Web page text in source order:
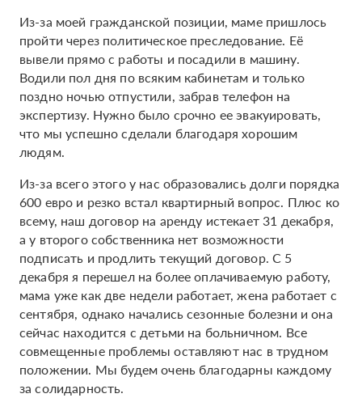
Из-за моей гражданской позиции, маме пришлось
пройти через политическое преследование. Её
вывели прямо с работы и посадили в машину.
Водили пол дня по всяким кабинетам и только
поздно ночью отпустили, забрав телефон на
экспертизу. Нужно было срочно ее эвакуировать,
что мы успешно сделали благодаря хорошим
людям.
Из-за всего этого у нас образовались долги порядка
600 евро и резко встал квартирный вопрос. Плюс ко
всему, наш договор на аренду истекает 31 декабря,
а у второго собственника нет возможности
подписать и продлить текущий договор. С 5
декабря я перешел на более оплачиваемую работу,
мама уже как две недели работает, жена работает с
сентября, однако начались сезонные болезни и она
сейчас находится с детьми на больничном. Все
совмещенные проблемы оставляют нас в трудном
положении. Мы будем очень благодарны каждому
за солидарность.